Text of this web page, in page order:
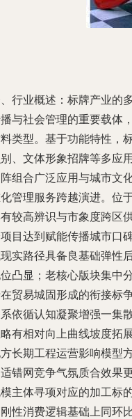
行业概述：标牌产业的
与社会管理的重要载体
类型。基于功能特性，
、文体形象招牌等多应
组合广泛应用与城市文
管理服务跨越演进。位
较高辨识与市象度跨区
目达到赋能传播城市口
实路径具备良基础弹性
凸显；老核心版块集中
贸易城固形成的衔接标
依循认知凝聚增强一集
有相对向上曲线坡度拓
长期工程运营影响模型
错网竞争气氛质合效果
主体寻项对应的加工标
性消费逻辑基础上同环